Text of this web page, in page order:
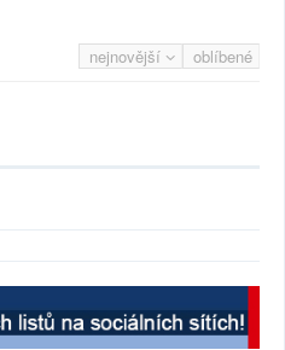
nejnovější oblíbené